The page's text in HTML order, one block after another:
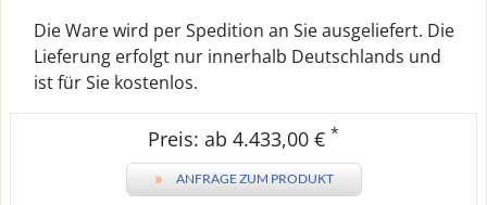
Die Ware wird per Spedition an Sie ausgeliefert. Die
Lieferung erfolgt nur innerhalb Deutschlands und
ist für Sie kostenlos.
Preis: ab 4.433,00 € *
» ANFRAGE ZUM PRODUKT